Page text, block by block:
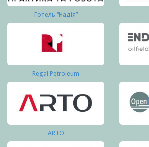
Готель “Надія”
Regal Petroleum
ARTO